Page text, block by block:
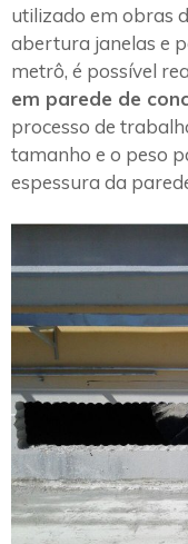
utilizado em obras
abertura janelas e
metrô, é possível
em parede de
processo de
tamanho e o peso
espessura da